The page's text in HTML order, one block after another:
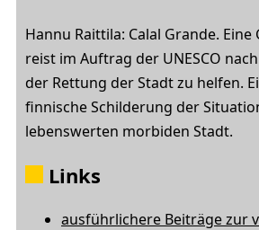
Hannu Raittila: Calal Grande. Eine
reist im Auftrag der UNESCO
der Rettung der Stadt zu helfen.
finnische Schilderung der
lebenswerten morbiden Stadt.
Links
ausführlichere Beiträge zur